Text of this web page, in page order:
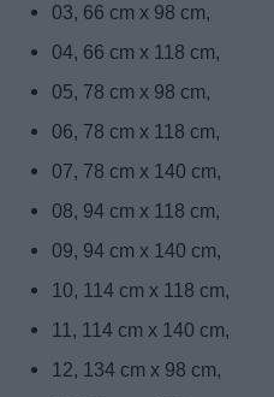
03, 66 cm x 98 cm,
04, 66 cm x 118 cm,
05, 78 cm x 98 cm,
06, 78 cm x 118 cm,
07, 78 cm x 140 cm,
08, 94 cm x 118 cm,
09, 94 cm x 140 cm,
10, 114 cm x 118 cm,
11, 114 cm x 140 cm,
12, 134 cm x 98 cm,